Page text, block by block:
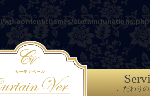
wp-content/themes/curtain/functions.php
こだわり